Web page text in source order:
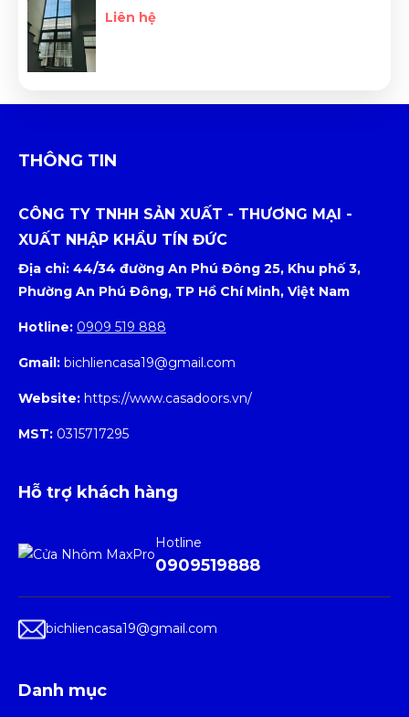
Liên hệ
THÔNG TIN
CÔNG TY TNHH SẢN XUẤT - THƯƠNG MẠI -
XUẤT NHẬP KHẨU TÍN ĐỨC
Địa chỉ: 44/34 đường An Phú Đông 25, Khu phố 3,
Phường An Phú Đông, TP Hồ Chí Minh, Việt Nam
Hotline: 0909 519 888
Gmail: bichliencasa19@gmail.com
Website: https://www.casadoors.vn/
MST: 0315717295
Hỗ trợ khách hàng
Hotline
0909519888
bichliencasa19@gmail.com
Danh mục